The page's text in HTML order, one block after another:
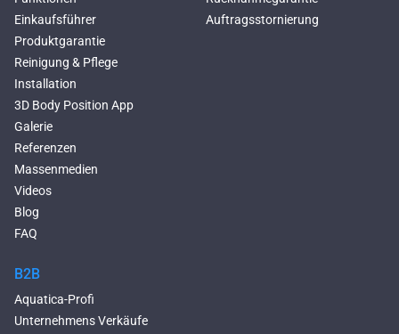
Einkaufsführer
Produktgarantie
Reinigung & Pflege
Installation
3D Body Position App
Galerie
Referenzen
Massenmedien
Videos
Blog
FAQ
Auftragsstornierung
B2B
Aquatica-Profi
Unternehmens Verkäufe